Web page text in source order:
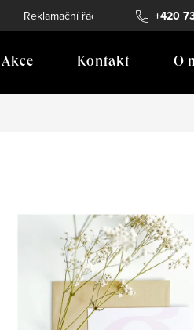
+420
Reklamační řád Vrácení zboží
Akce Kontakt O